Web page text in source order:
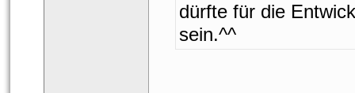
dürfte für die
ein.^^